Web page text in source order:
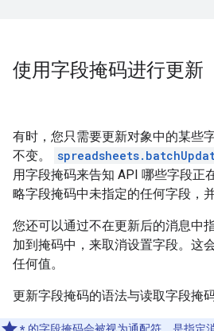
使用字段掩码进行更新
有时，您只需要更新对象中的某些
不变。
用字段掩码来告知 API 哪些字段正
略字段掩码中未指定的任何字段，
您还可以通过不在更新后的消息中
加到掩码中，来取消设置字段。这
任何值。
更新字段掩码的语法与读取字段掩